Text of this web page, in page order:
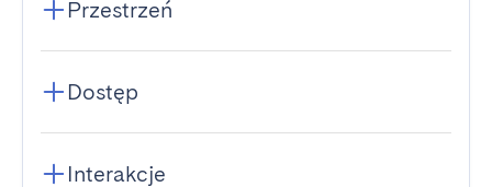
Przestrzeń
Dostęp
Interakcje